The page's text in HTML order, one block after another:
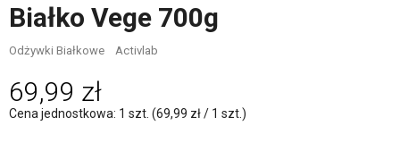
Białko Vege 700g
Odżywki Białkowe Activlab
69,99 zł
Cena jednostkowa: 1 szt. (69,99 zł / 1 szt.)